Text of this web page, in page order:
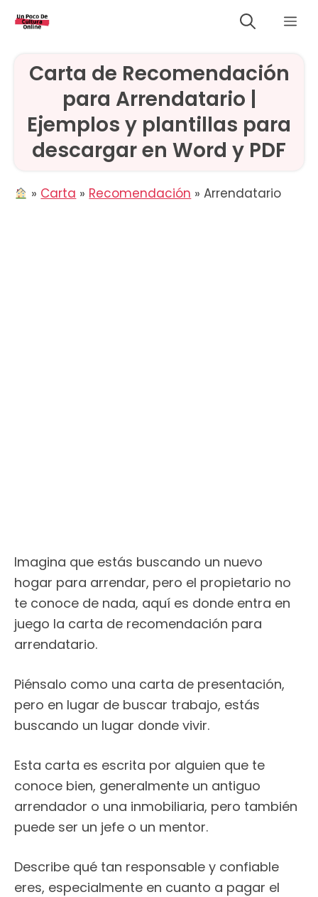
Saltar
Carta de Recomendación
para Arrendatario |
Ejemplos y plantillas para
descargar en Word y PDF
» Carta » Recomendación »Arrendatario
Imagina que estás buscando un nuevo
hogar para arrendar, pero el propietario no
te conoce de nada, aquí es donde entra en
juego la carta de recomendación para
arrendatario.
Piénsalo como una carta de presentación,
pero en lugar de buscar trabajo, estás
buscando un lugar donde vivir.
Esta carta es escrita por alguien que te
conoce bien, generalmente un antiguo
arrendador o una inmobiliaria, pero también
puede ser un jefe o un mentor.
Describe qué tan responsable y confiable
eres, especialmente en cuanto a pagar el